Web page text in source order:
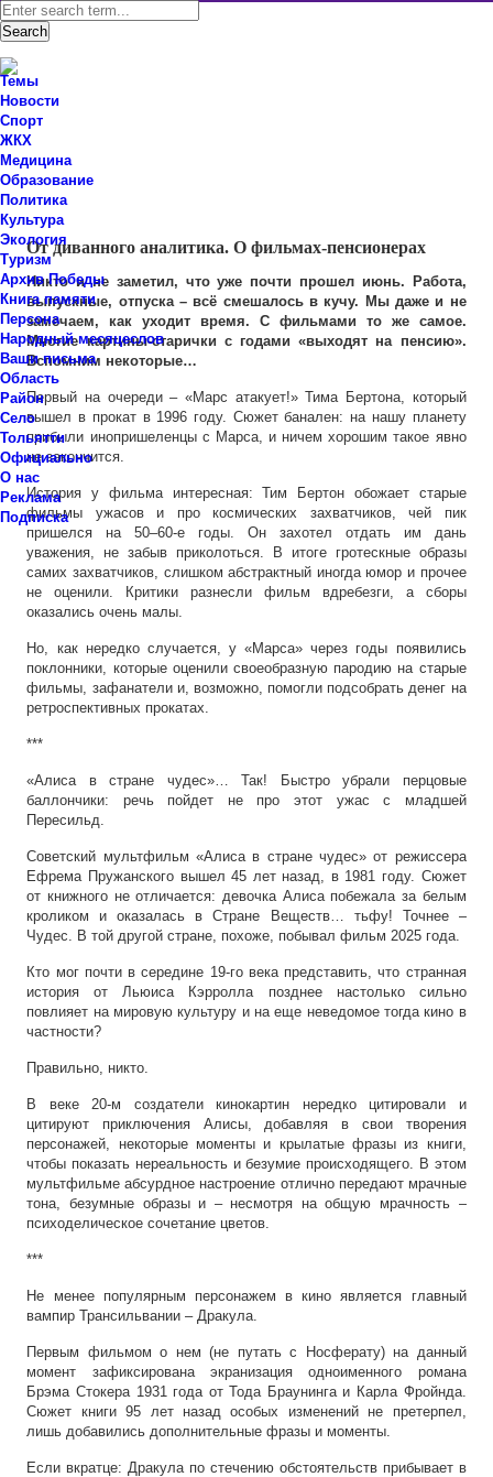
От диванного аналитика. О фильмах-пенсионерах
Никто и не заметил, что уже почти прошел июнь. Работа,
выпускные, отпуска – всё смешалось в кучу. Мы даже и не
замечаем, как уходит время. С фильмами то же самое.
Многие картины-старички с годами «выходят на пенсию».
Вспомним некоторые…
Первый на очереди – «Марс атакует!» Тима Бертона, который
вышел в прокат в 1996 году. Сюжет банален: на нашу планету
прибыли инопришеленцы с Марса, и ничем хорошим такое явно
не закончится.
История у фильма интересная: Тим Бертон обожает старые
фильмы ужасов и про космических захватчиков, чей пик
пришелся на 50–60-е годы. Он захотел отдать им дань
уважения, не забыв приколоться. В итоге гротескные образы
самих захватчиков, слишком абстрактный иногда юмор и прочее
не оценили. Критики разнесли фильм вдребезги, а сборы
оказались очень малы.
Но, как нередко случается, у «Марса» через годы появились
поклонники, которые оценили своеобразную пародию на старые
фильмы, зафанатели и, возможно, помогли подсобрать денег на
ретроспективных прокатах.
***
«Алиса в стране чудес»… Так! Быстро убрали перцовые
баллончики: речь пойдет не про этот ужас с младшей
Пересильд.
Советский мультфильм «Алиса в стране чудес» от режиссера
Ефрема Пружанского вышел 45 лет назад, в 1981 году. Сюжет
от книжного не отличается: девочка Алиса побежала за белым
кроликом и оказалась в Стране Веществ… тьфу! Точнее –
Чудес. В той другой стране, похоже, побывал фильм 2025 года.
Кто мог почти в середине 19-го века представить, что странная
история от Льюиса Кэрролла позднее настолько сильно
повлияет на мировую культуру и на еще неведомое тогда кино в
частности?
Правильно, никто.
В веке 20-м создатели кинокартин нередко цитировали и
цитируют приключения Алисы, добавляя в свои творения
персонажей, некоторые моменты и крылатые фразы из книги,
чтобы показать нереальность и безумие происходящего. В этом
мультфильме абсурдное настроение отлично передают мрачные
тона, безумные образы и – несмотря на общую мрачность –
психоделическое сочетание цветов.
***
Не менее популярным персонажем в кино является главный
вампир Трансильвании – Дракула.
Первым фильмом о нем (не путать с Носферату) на данный
момент зафиксирована экранизация одноименного романа
Брэма Стокера 1931 года от Тода Браунинга и Карла Фройнда.
Сюжет книги 95 лет назад особых изменений не претерпел,
лишь добавились дополнительные фразы и моменты.
Если вкратце: Дракула по стечению обстоятельств прибывает в
Темы
Новости
Спорт
ЖКХ
Медицина
Образование
Политика
Культура
Экология
Туризм
Архив Победы
Книга памяти
Персона
Народный месяцеслов
Ваши письма
Область
Район
Село
Тольятти
Официально
О нас
Реклама
Подписка